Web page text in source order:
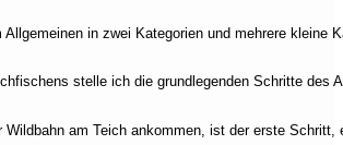
Allgemeinen in zwei Kategorien und mehrere kleine
stelle ich die grundlegenden Schritte des
Wildbahn am Teich ankommen, ist der erste